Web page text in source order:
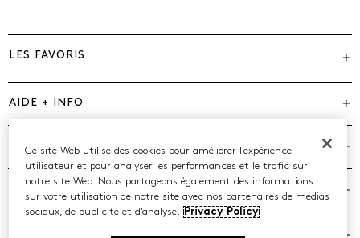
LES FAVORIS
AIDE + INFO
MARQUES
Ce site Web utilise des cookies pour améliorer l’expérience
utilisateur et pour analyser les performances et le trafic sur
notre site Web. Nous partageons également des informations
sur votre utilisation de notre site avec nos partenaires de médias
sociaux, de publicité et d’analyse. Privacy Policy